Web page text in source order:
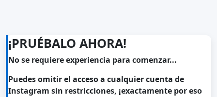
¡PRUÉBALO AHORA!
No se requiere experiencia para comenzar...
Puedes omitir el acceso a cualquier cuenta de
Instagram sin restricciones, ¡exactamente por eso